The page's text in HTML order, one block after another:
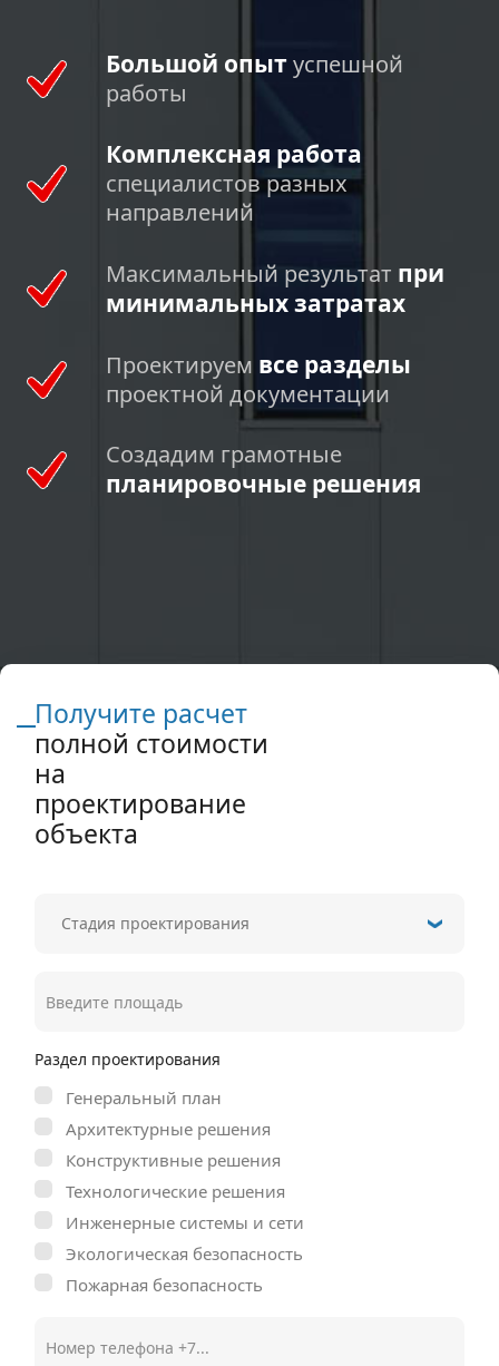
Большой опытуспешной
работы
Комплексная работа
специалистов разных
направлений
Максимальный результат при
минимальных затратах
Проектируем все разделы
проектной документации
Создадим грамотные
планировочные решения
Получите расчет
полной стоимости
на
проектирование
объекта
Раздел проектирования
Генеральный план
Архитектурные решения
Конструктивные решения
Технологические решения
Инженерные системы и сети
Экологическая безопасность
Пожарная безопасность